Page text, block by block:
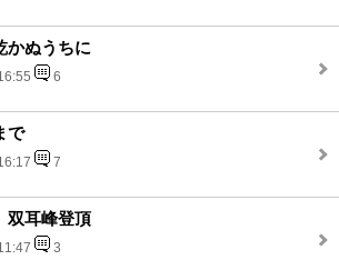
かぬうちに
6
で
7
耳峰登頂
3